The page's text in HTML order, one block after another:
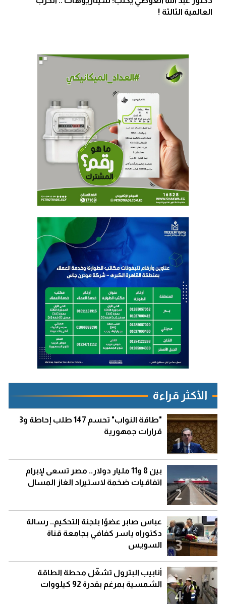
العالمية الثالثة !
الأكثر قراءة
1
"طاقة النواب" تحسم 147 طلب إحاطة و3
قرارات جمهورية
2
بين 8 و11 مليار دولار.. مصر تسعى لإبرام
اتفاقيات ضخمة لاستيراد الغاز المسال
3
عباس صابر عضوًا بلجنة التحكيم.. رسالة
دكتوراه ياسر كفافي بجامعة قناة
السويس
4
أنابيب البترول تشغّل محطة الطاقة
الشمسية بمرغم بقدرة 92 كيلووات